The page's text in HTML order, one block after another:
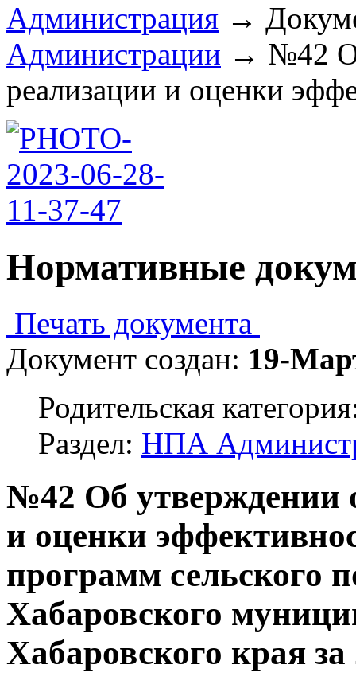
Администрация →
Администрации → №42
реализации и оценки
Нормативные
Печать документа
Документ создан: 19-
Родительская
Раздел: НПА
№42 Об утверждении
и оценки
программ сельского
Хабаровского
Хабаровского края за